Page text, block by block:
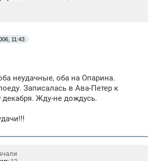
11:43
неудачные, оба на Опарина.
Записалась в Ава-Петер к
Жду-не дождусь.